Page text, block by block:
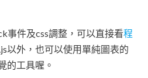
事件及css調整，可以直接看程
以外，也可以使用單純圖表的
的工具喔。